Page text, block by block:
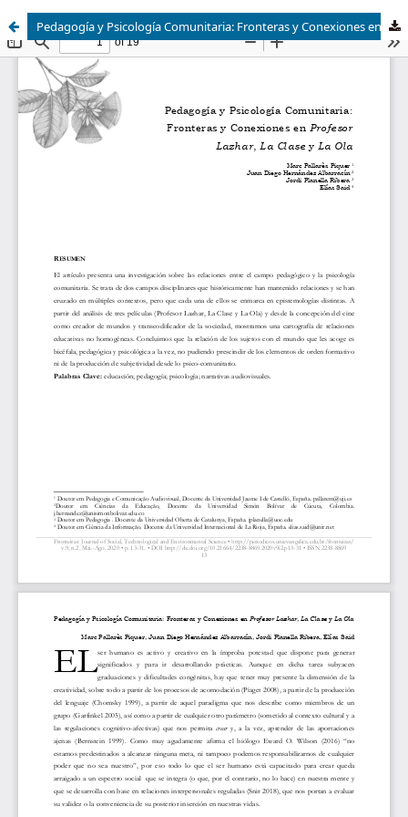
Pedagogía y Psicología Comunitaria: Fronteras y Conexiones en Monsieur Lazhar, entre les Murs y la Ola